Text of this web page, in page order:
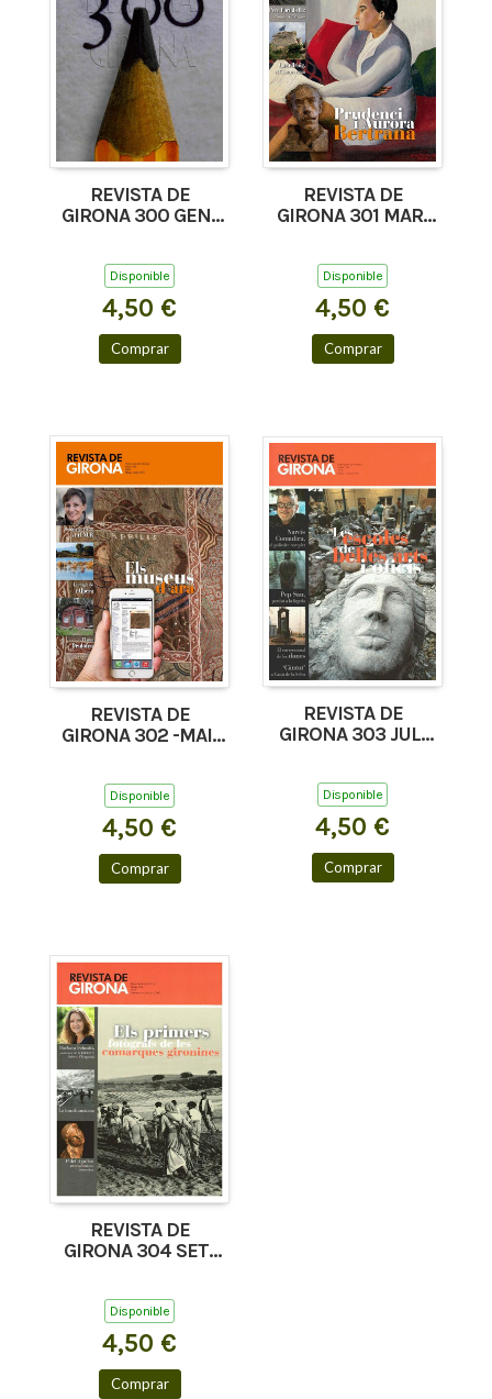
REVISTA DE
GIRONA 300 GEN-
Disponible
4,50 €
Comprar
REVISTA DE
GIRONA 301 MAR-
Disponible
4,50 €
Comprar
REVISTA DE
GIRONA 302 -MAI-
Disponible
4,50 €
Comprar
REVISTA DE
GIRONA 303 JUL-
Disponible
4,50 €
Comprar
REVISTA DE
GIRONA 304 SET-
Disponible
4,50 €
Comprar